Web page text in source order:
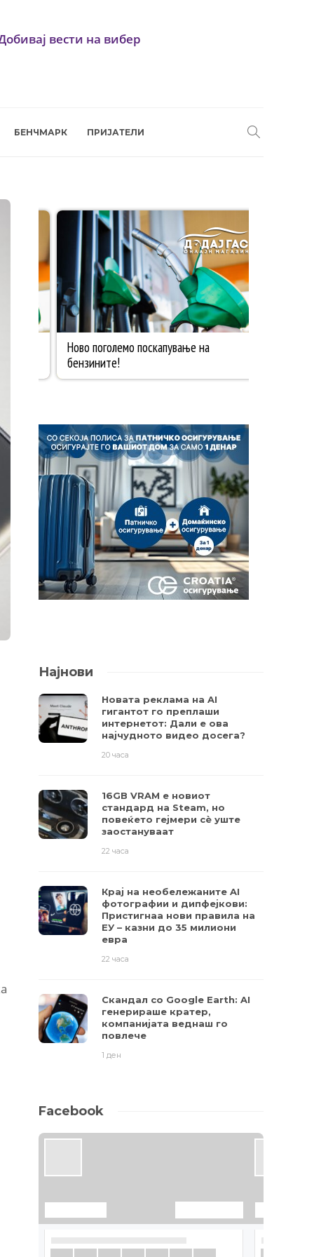
вести на вибер
БЕНЧМАРК ПРИЈАТЕЛИ
Најнови
Новата реклама на AI
гигантот го преплаши
интернетот: Дали е ова
најчудното видео досега?
20 часа
16GB VRAM е новиот
стандард на Steam, но
повеќето гејмери ​​сè уште
заостануваат
22 часа
Крај на необележаните AI
фотографии и дипфејкови:
Пристигнаа нови правила на
ЕУ – казни до 35 милиони
евра
22 часа
Скандал со Google Earth: AI
генерираше кратер,
компанијата веднаш го
повлече
1 ден
Facebook